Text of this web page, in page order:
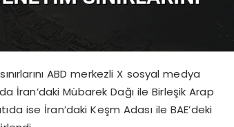
ABD merkezli X sosyal medya
İran’daki Mübarek Dağı ile Birleşik Arap
ise İran’daki Keşm Adası ile BAE’deki